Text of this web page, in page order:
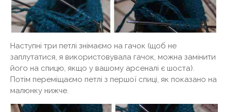
Наступні три петлі знімаємо на гачок (щоб не
заплутатися, я використовувала гачок, можна замінити
його на спицю, якщо у вашому арсеналі є шоста).
Потім переміщаємо петлі з першої спиці, як показано на
малюнку нижче.